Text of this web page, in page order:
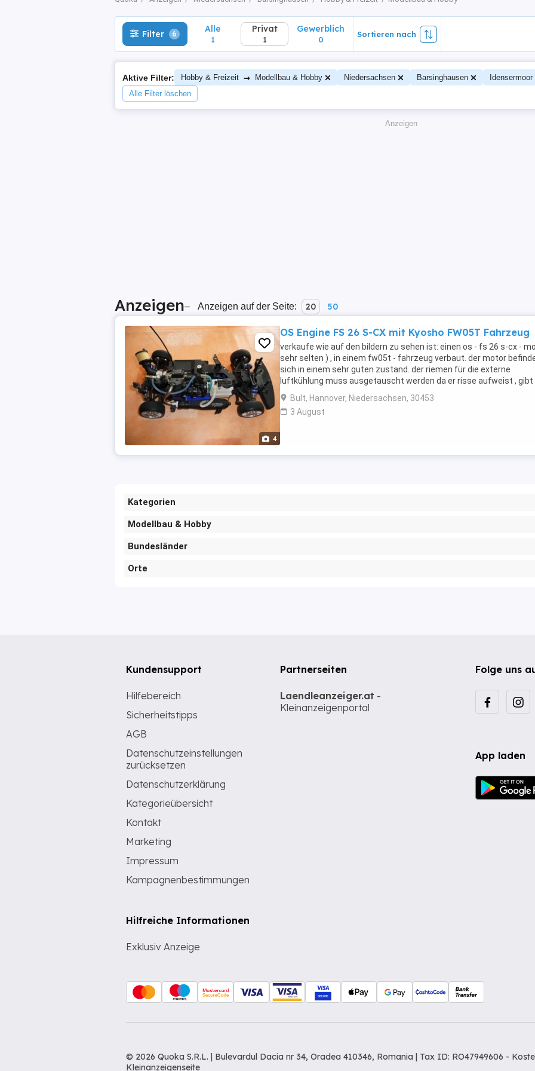
Filter 6 Alle
1
Privat
1
Gewerblich
0
Sortieren nach
Aktive Filter: Hobby & Freizeit → Modellbau & Hobby Niedersachsen Barsinghausen
Idensermoor
Alle Filter löschen
Anzeigen
Anzeigen– Anzeigen auf der Seite: 20 50
4
OS Engine FS 26 S-CX mit Kyosho FW05T Fahrzeug
verkaufe wie auf den bildern zu sehen ist: einen os - fs 26 s-cx -
sehr selten ) , in einem fw05t - fahrzeug verbaut. der motor
sich in einem sehr guten zustand. der riemen für die externe
luftkühlung muss ausgetauscht werden da er risse aufweist , gibt
in jedem baumarkt für ...
Bult, Hannover, Niedersachsen, 30453
3 August
Kategorien
Modellbau & Hobby
Bundesländer
Orte
Folge uns
App laden
Kundensupport
Hilfebereich
Sicherheitstipps
AGB
Datenschutzeinstellungen
zurücksetzen
Datenschutzerklärung
Kategorieübersicht
Kontakt
Marketing
Impressum
Kampagnenbestimmungen
Hilfreiche Informationen
Exklusiv Anzeige
Partnerseiten
Laendleanzeiger.at -
Kleinanzeigenportal
© 2026 Quoka S.R.L. | Bulevardul Dacia nr 34, Oradea 410346, Romania | Tax ID: RO47949606 -
Kleinanzeigenseite